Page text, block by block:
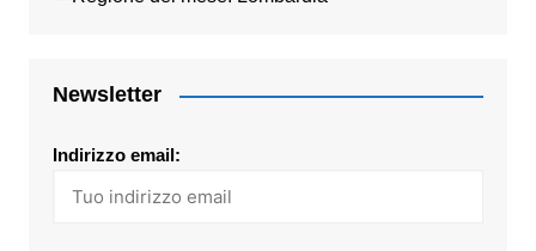
Newsletter
Indirizzo email: